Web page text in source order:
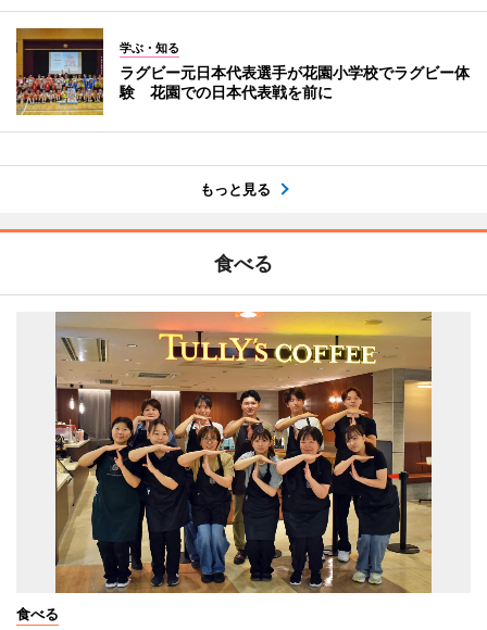
学ぶ・知る
ラグビー元日本代表選手が花園小学校でラグビー体
験 花園での日本代表戦を前に
もっと見る
食べる
食べる